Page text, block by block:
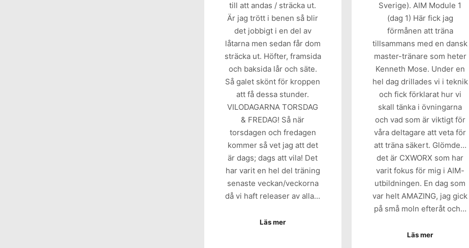
till att andas / sträcka ut.
Är jag trött i benen så blir
det jobbigt i en del av
låtarna men sedan får dom
sträcka ut. Höfter, framsida
och baksida lår och säte.
Så galet skönt för kroppen
att få dessa stunder.
VILODAGARNA TORSDAG
& FREDAG! Så när
torsdagen och fredagen
kommer så vet jag att det
är dags; dags att vila! Det
har varit en hel del träning
senaste veckan/veckorna
då vi haft releaser av alla…
Läs mer
Sverige). AIM Module 1
(dag 1) Här fick jag
förmånen att träna
tillsammans med en dansk
master-tränare som heter
Kenneth Mose. Under en
hel dag drillades vi i teknik
och fick förklarat hur vi
skall tänka i övningarna
och vad som är viktigt för
våra deltagare att veta för
att träna säkert. Glömde…
det är CXWORX som har
varit fokus för mig i AIM-
utbildningen. En dag som
var helt AMAZING, jag gick
på små moln efteråt och…
Läs mer